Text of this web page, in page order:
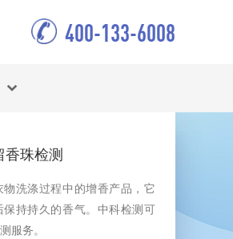
400-133-6008
香珠检测
洗涤过程中的增香产品，它
持持久的香气。中科检测可
服务。